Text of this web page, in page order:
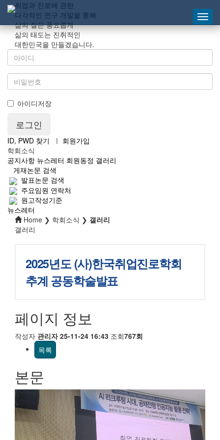
취업과 진로에 관한
다각적인 연구 개발을 통해
삶의 질은 풍요롭게
삶의 태도는 진취적인
대한민국을 만들겠습니다.
아이디저장
ID, PWD 찾기 ㅣ 회원가입
학회소식
공지사항 뉴스레터 회원동정 갤러리
게재논문 검색
발표논문 검색
주요임원 연락처
원고작성기준
뉴스레터
Home ❯ 학회소식 ❯ 갤러리
갤러리
2025년도 (사)한국취업진로학회
추계 공동학술발표
페이지 정보
작성자 관리자 25-11-24 16:43 조회767회
목록
본문